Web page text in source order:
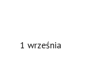
1 września